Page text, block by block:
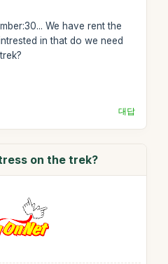
We have rent the
in that do we need
대답
on the trek?